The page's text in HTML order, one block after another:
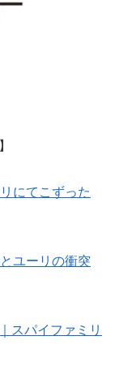
にてこずった
ユーリの衝突
スパイファミリ